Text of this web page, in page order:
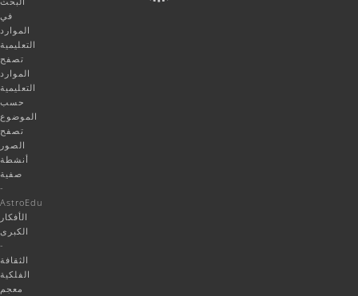
في
الموارد
التعليمية
تصفح
الموارد
التعليمية
حسب
الموضوع
تصفح
الصور
أنشطة
صفية
-
AstroEdu
الأفكار
الكبرى
-
الثقافة
الفلكية
معجم